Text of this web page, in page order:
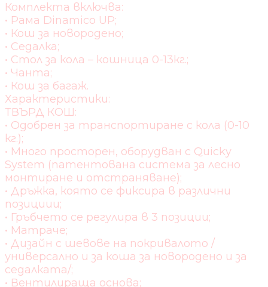
Комплекта включва:
• Рама Dinamico UP;
• Кош за новородено;
• Седалка;
• Стол за кола – кошница 0-13кг.;
• Чанта;
• Кош за багаж.
Характеристики:
ТВЪРД КОШ:
• Одобрен за транспортиране с кола (0-10
кг.);
• Много просторен, оборудван с Quicky
System (патентована система за лесно
монтиране и отстраняване);
• Дръжка, която се фиксира в различни
позициии;
• Гръбчето се регулира в 3 позиции;
• Матраче;
• Дизайн с шевове на покривалото /
универсално и за коша за новородено и за
седалката/;
• Вентилираща основа;